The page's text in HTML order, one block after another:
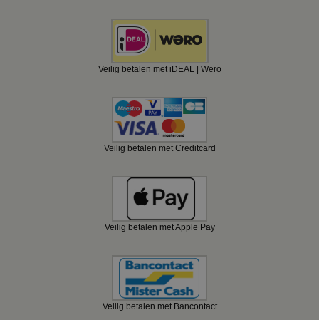
Veilig betalen met iDEAL | Wero
Veilig betalen met Creditcard
Veilig betalen met Apple Pay
Veilig betalen met Bancontact